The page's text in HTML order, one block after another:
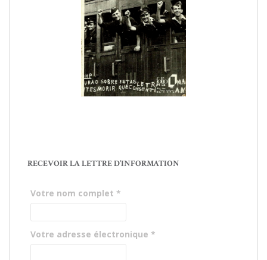
RECEVOIR LA LETTRE D’INFORMATION
Votre nom complet *
Votre adresse électronique *